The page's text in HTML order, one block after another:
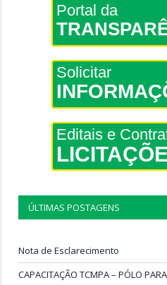
Portal da
Solicitar
Editais e
ÚLTIMAS POSTAGENS
Nota de Esclarecimento
CAPACITAÇÃO TCMPA – PÓLO